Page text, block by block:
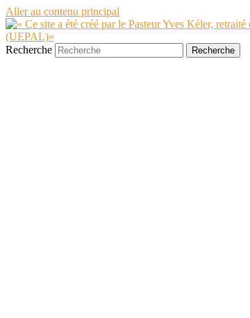
Aller au contenu principal
Recherche